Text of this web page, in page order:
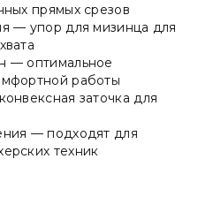
прямых срезов
— упор для мизинца для
— оптимальное
работы
заточка для
— подходят для
техник